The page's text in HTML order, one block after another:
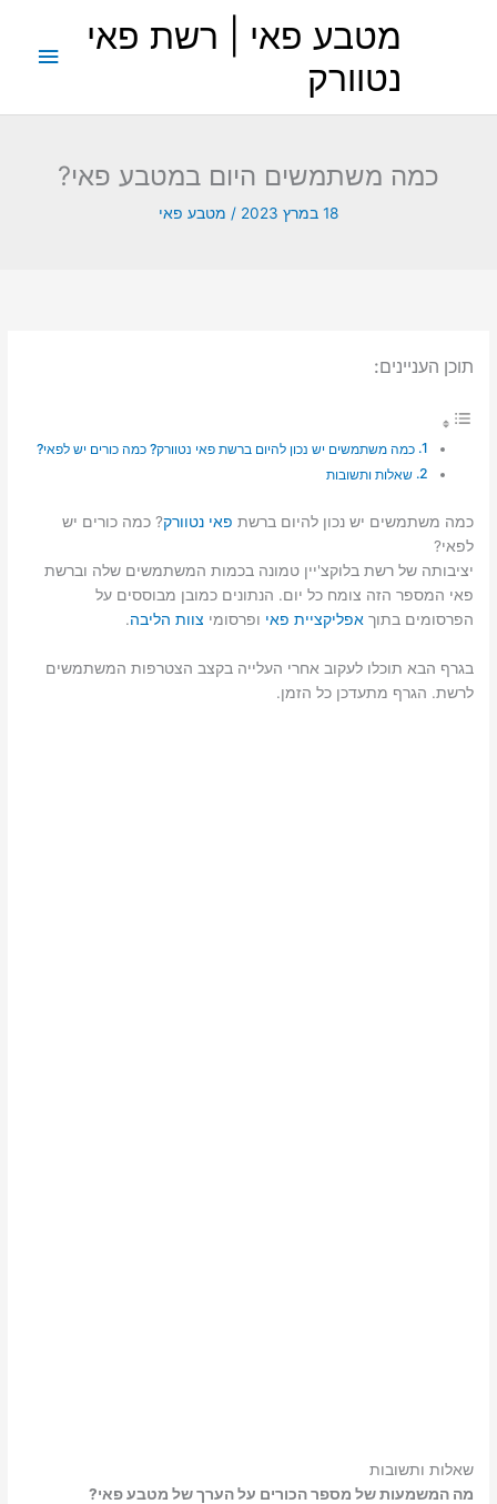
מטבע פאי | רשת פאי
נטוורק
כמה משתמשים היום במטבע פאי?
18 במרץ 2023 / מטבע פאי
תוכן העניינים:
כמה משתמשים יש נכון להיום ברשת פאי נטוורק? כמה כורים יש לפאי?
שאלות ותשובות
כמה משתמשים יש נכון להיום ברשת פאי נטוורק? כמה כורים יש
לפאי?
יציבותה של רשת בלוקצ'יין טמונה בכמות המשתמשים שלה וברשת
פאי המספר הזה צומח כל יום. הנתונים כמובן מבוססים על
הפרסומים בתוךאפליקציית פאי ופרסומי צוות הליבה.
בגרף הבא תוכלו לעקוב אחרי העלייה בקצב הצטרפות המשתמשים
לרשת. הגרף מתעדכן כל הזמן.
שאלות ותשובות
מה המשמעות של מספר הכורים על הערך של מטבע פאי?